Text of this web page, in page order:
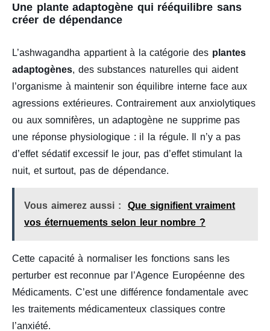
Une plante adaptogène qui rééquilibre sans
créer de dépendance
L’ashwagandha appartient à la catégorie des plantes
adaptogènes, des substances naturelles qui aident
l’organisme à maintenir son équilibre interne face aux
agressions extérieures. Contrairement aux anxiolytiques
ou aux somnifères, un adaptogène ne supprime pas
une réponse physiologique : il la régule. Il n’y a pas
d’effet sédatif excessif le jour, pas d’effet stimulant la
nuit, et surtout, pas de dépendance.
Vous aimerez aussi :
Que signifient vraiment
vos éternuements selon leur nombre ?
Cette capacité à normaliser les fonctions sans les
perturber est reconnue par l’Agence Européenne des
Médicaments. C’est une différence fondamentale avec
les traitements médicamenteux classiques contre
l’anxiété.